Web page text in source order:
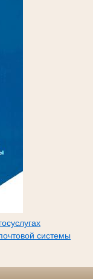
системы